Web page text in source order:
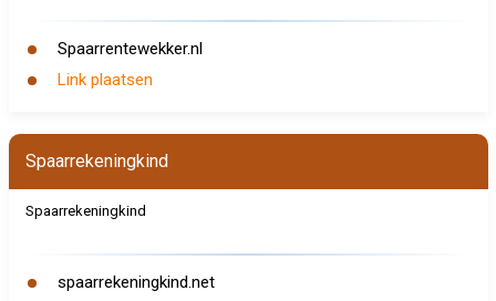
Spaarrentewekker.nl
Link plaatsen
Spaarrekeningkind
Spaarrekeningkind
spaarrekeningkind.net